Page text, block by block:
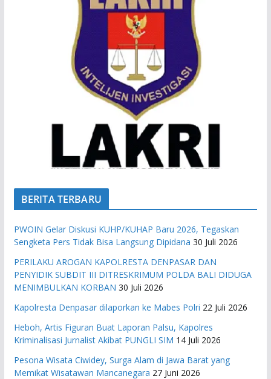
BERITA TERBARU
PWOIN Gelar Diskusi KUHP/KUHAP Baru 2026, Tegaskan
Sengketa Pers Tidak Bisa Langsung Dipidana 30 Juli 2026
PERILAKU AROGAN KAPOLRESTA DENPASAR DAN
PENYIDIK SUBDIT III DITRESKRIMUM POLDA BALI DIDUGA
MENIMBULKAN KORBAN 30 Juli 2026
Kapolresta Denpasar dilaporkan ke Mabes Polri 22 Juli 2026
Heboh, Artis Figuran Buat Laporan Palsu, Kapolres
Kriminalisasi Jurnalist Akibat PUNGLI SIM 14 Juli 2026
Pesona Wisata Ciwidey, Surga Alam di Jawa Barat yang
Memikat Wisatawan Mancanegara 27 Juni 2026